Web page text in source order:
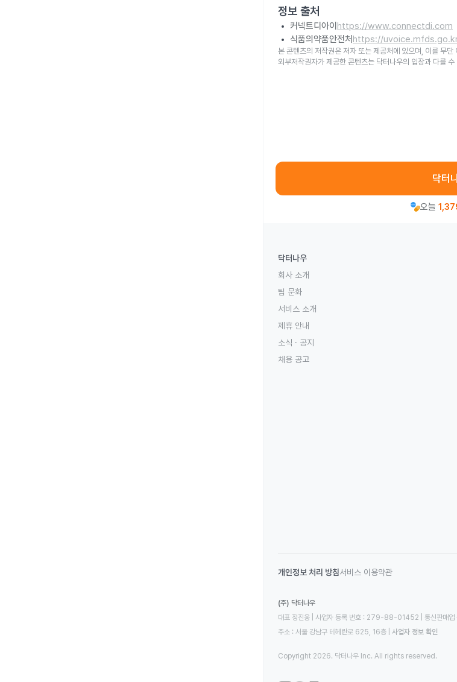
정보 출처
커넥트디아이 https://www.connectdi.com
식품의약품안전처 https://
본 콘텐츠의 저작권은 저자 또는 제공처에 있으며, 이를 무
외부저작권자가 제공한 콘텐츠는 닥터나우의 입장과 다를 수
닥터
오늘
닥터나우
회사 소개
팀 문화
서비스 소개
제휴 안내
소식 · 공지
채용 공고
개인정보 처리 방침서비스 이용약관
(주) 닥터나우
대표 정진웅 | 사업자 등록 번호 : 279-88-01452 | 통신판매
주소 : 서울 강남구 테헤란로 625, 16층
사업자 정보 확인
Copyright 2026. 닥터나우 Inc. All rights reserved.